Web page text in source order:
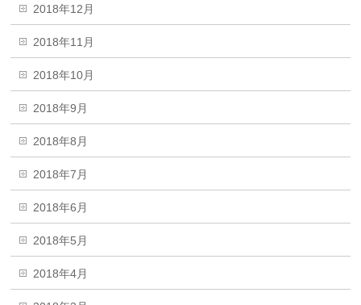
2018年12月
2018年11月
2018年10月
2018年9月
2018年8月
2018年7月
2018年6月
2018年5月
2018年4月